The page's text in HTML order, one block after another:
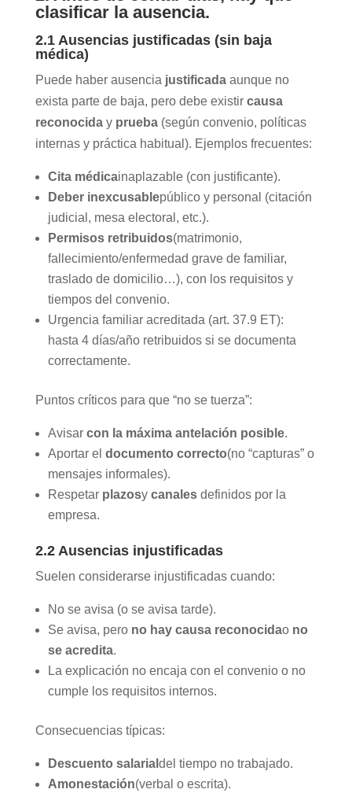
clasificar la ausencia.
2.1 Ausencias justificadas (sin baja
médica)
Puede haber ausencia justificadaaunque no
exista parte de baja, pero debe existir causa
reconociday prueba(según convenio, políticas
internas y práctica habitual). Ejemplos frecuentes:
Cita médicainaplazable (con justificante).
Deber inexcusablepúblico y personal (citación
judicial, mesa electoral, etc.).
Permisos retribuidos(matrimonio,
fallecimiento/enfermedad grave de familiar,
traslado de domicilio…), con los requisitos y
tiempos del convenio.
Urgencia familiar acreditada (art. 37.9 ET):
hasta 4 días/año retribuidos si se documenta
correctamente.
Puntos críticos para que “no se tuerza”:
Avisar con la máxima antelación posible.
Aportar el documento correcto(no “capturas” o
mensajes informales).
Respetar plazosy canalesdefinidos por la
empresa.
2.2 Ausencias injustificadas
Suelen considerarse injustificadas cuando:
No se avisa (o se avisa tarde).
Se avisa, pero no hay causa reconocidao no
se acredita.
La explicación no encaja con el convenio o no
cumple los requisitos internos.
Consecuencias típicas:
Descuento salarial del tiempo no trabajado.
Amonestación(verbal o escrita).